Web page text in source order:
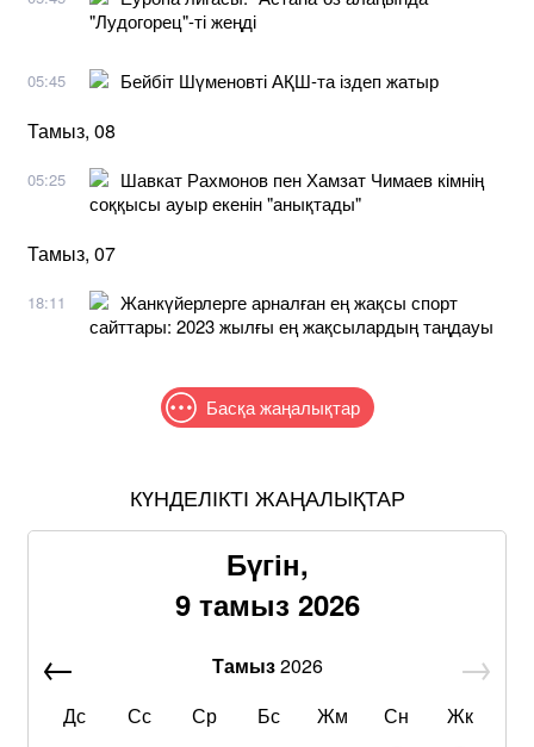
"Лудогорец"-ті жеңді
05:45 Бейбіт Шүменовті АҚШ-та іздеп жатыр
Тамыз, 08
05:25
Шавкат Рахмонов пен Хамзат Чимаев кімнің
соққысы ауыр екенін "анықтады"
Тамыз, 07
18:11
Жанкүйерлерге арналған ең жақсы спорт
сайттары: 2023 жылғы ең жақсылардың таңдауы
Басқа жаңалықтар
КҮНДЕЛІКТІ ЖАҢАЛЫҚТАР
Бүгін,
9 тамыз 2026
Тамыз2026
Дс
Сс Ср Бс Жм Сн Жк